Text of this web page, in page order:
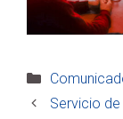
Categorías
Servicio